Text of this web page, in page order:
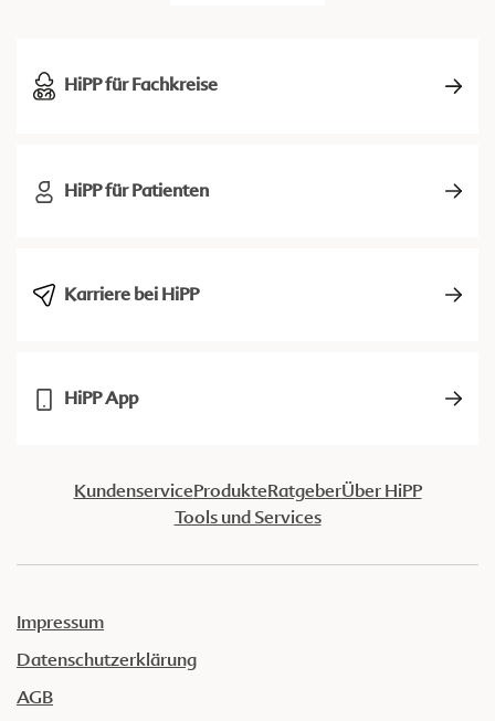
HiPP für Fachkreise
HiPP für Patienten
Karriere bei HiPP
HiPP App
KundenserviceProdukteRatgeberÜber HiPP
Tools und Services
Impressum
Datenschutzerklärung
AGB